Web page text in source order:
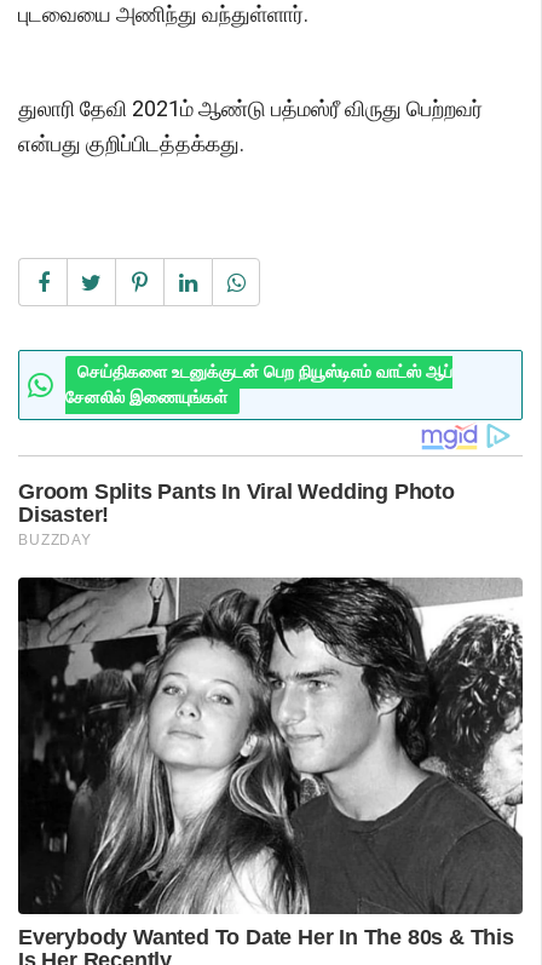
புடவையை அணிந்து வந்துள்ளார்.
துலாரி தேவி 2021ம் ஆண்டு பத்மஸ்ரீ விருது பெற்றவர்
என்பது குறிப்பிடத்தக்கது.
செய்திகளை உடனுக்குடன் பெற நியூஸ்டிஎம் வாட்ஸ் ஆப்
சேனலில் இணையுங்கள்